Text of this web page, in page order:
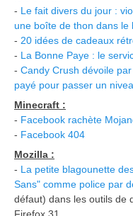
- Le fait divers du jour :
une boîte de thon dans le
- 20 idées de cadeaux
- La Bonne Paye : le
- Candy Crush dévoile
payé pour passer un
Minecraft :
- Facebook rachète
- Facebook 404
Mozilla :
- La petite blagounette
Sans" comme police par
défaut) dans les outils de